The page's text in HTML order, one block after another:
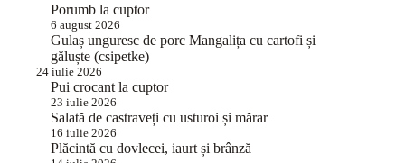
Porumb la cuptor
6 august 2026
Gulaș unguresc de porc Mangalița cu cartofi și
găluște (csipetke)
24 iulie 2026
Pui crocant la cuptor
23 iulie 2026
Salată de castraveți cu usturoi și mărar
16 iulie 2026
Plăcintă cu dovlecei, iaurt și brânză